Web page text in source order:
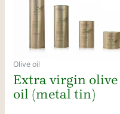
Olive oil
Extra virgin olive
oil (metal tin)